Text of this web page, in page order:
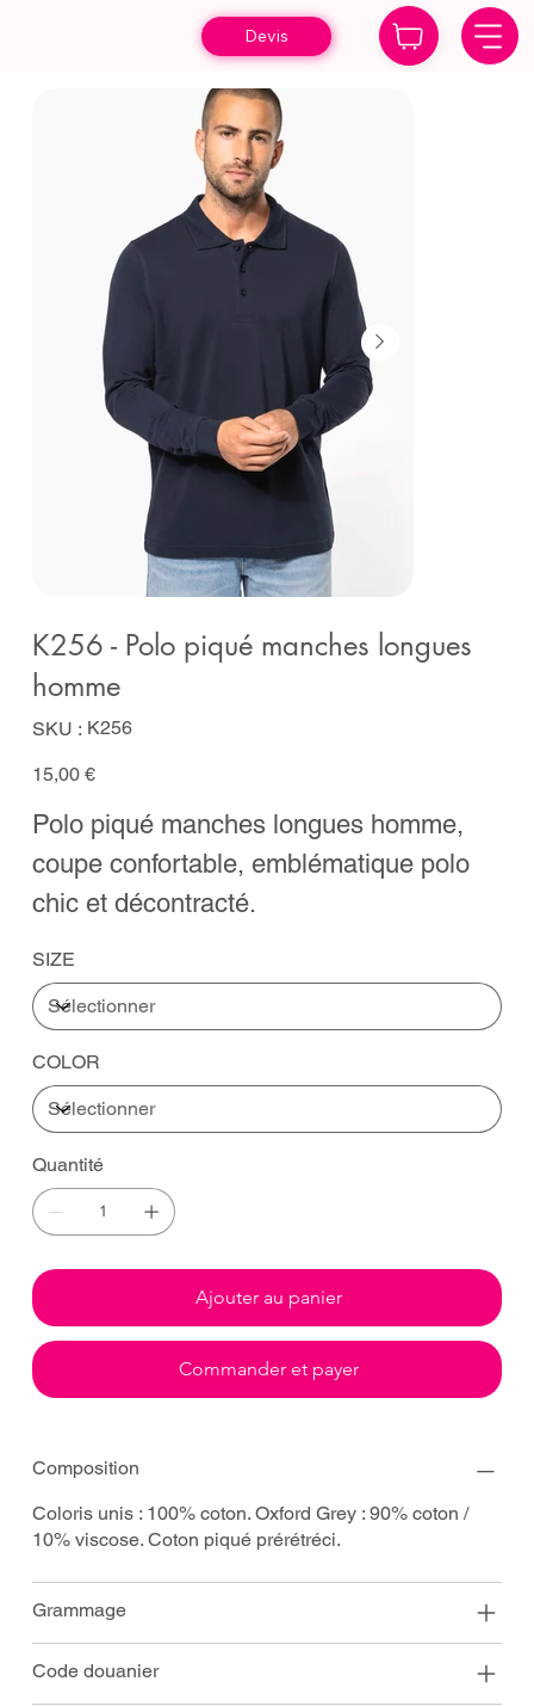
Devis
K256 - Polo piqué manches longues
homme
SKU : SKU
K256
K256
Prix
15,00 €
Polo piqué manches longues homme,
coupe confortable, emblématique polo
chic et décontracté.
SIZE
COLOR
Quantité
Ajouter au panier
Commander et payer
Composition
Coloris unis : 100% coton. Oxford Grey : 90% coton /
10% viscose. Coton piqué prérétréci.
Grammage
Code douanier